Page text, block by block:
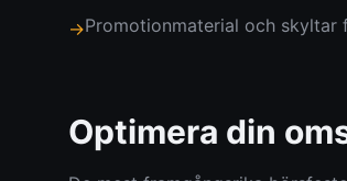
→Promotionmaterial och skyltar
Optimera din